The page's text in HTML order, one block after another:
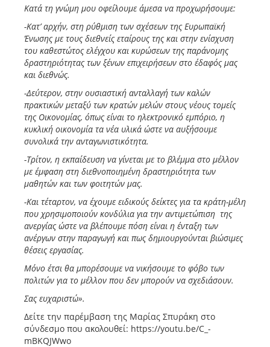
Κατά τη γνώμη μου οφείλουμε άμεσα να προχωρήσουμε:
-Κατ’ αρχήν, στη ρύθμιση των σχέσεων της Ευρωπαϊκή
Ένωσης με τους διεθνείς εταίρους της και στην ενίσχυση
του καθεστώτος ελέγχου και κυρώσεων της παράνομης
δραστηριότητας των ξένων επιχειρήσεων στο έδαφός μας
και διεθνώς.
-Δεύτερον, στην ουσιαστική ανταλλαγή των καλών
πρακτικών μεταξύ των κρατών μελών στους νέους τομείς
της Οικονομίας, όπως είναι το ηλεκτρονικό εμπόριο, η
κυκλική οικονομία τα νέα υλικά ώστε να αυξήσουμε
συνολικά την ανταγωνιστικότητα.
-Τρίτον, η εκπαίδευση να γίνεται με το βλέμμα στο μέλλον
με έμφαση στη διεθνοποιημένη δραστηριότητα των
μαθητών και των φοιτητών μας.
-Και τέταρτον, να έχουμε ειδικούς δείκτες για τα κράτη-μέλη
που χρησιμοποιούν κονδύλια για την αντιμετώπιση της
ανεργίας ώστε να βλέπουμε πόση είναι η ένταξη των
ανέργων στην παραγωγή και πως δημιουργούνται βιώσιμες
θέσεις εργασίας.
Μόνο έτσι θα μπορέσουμε να νικήσουμε το φόβο των
πολιτών για το μέλλον που δεν μπορούν να σχεδιάσουν.
Σας ευχαριστώ».
Δείτε την παρέμβαση της Μαρίας Σπυράκη στο
σύνδεσμο που ακολουθεί: https://youtu.be/C_-
mBKQJWwo